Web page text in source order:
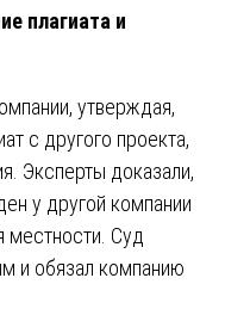
плагиата и
утверждая,
с другого проекта,
Эксперты доказали,
у другой компании
местности. Суд
и обязал компанию